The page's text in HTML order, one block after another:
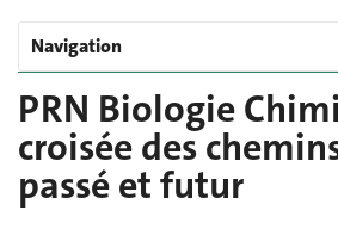
Navigation
PRN Biologie
croisée des
passé et futur